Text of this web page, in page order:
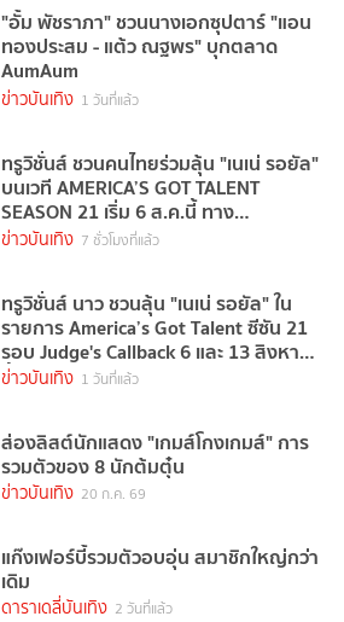
"อั้ม พัชราภา" ชวนนางเอกซุปตาร์ "แอน
ทองประสม - แต้ว ณฐพร" บุกตลาด
AumAum
ข่าวบันเทิง 1 วันที่แล้ว
ทรูวิชั่นส์ ชวนคนไทยร่วมลุ้น "เนเน่ รอยัล"
บนเวที AMERICA’S GOT TALENT
SEASON 21 เริ่ม 6 ส.ค.นี้ ทาง
TrueVisions NOW
ข่าวบันเทิง 7 ชั่วโมงที่แล้ว
ทรูวิชั่นส์ นาว ชวนลุ้น "เนเน่ รอยัล" ใน
รายการ America’s Got Talent ซีซัน 21
รอบ Judge's Callback 6 และ 13 สิงหาคม
นี้
ข่าวบันเทิง 1 วันที่แล้ว
ส่องลิสต์นักแสดง "เกมส์โกงเกมส์" การ
รวมตัวของ 8 นักต้มตุ๋น
ข่าวบันเทิง 20 ก.ค. 69
แก๊งเฟอร์บี้รวมตัวอบอุ่น สมาชิกใหญ่กว่า
เดิม
ดาราเดลี่บันเทิง 2 วันที่แล้ว